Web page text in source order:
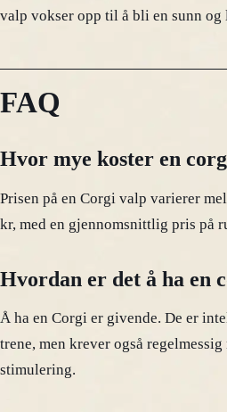
valp vokser opp til å bli en sunn
FAQ
Hvor mye koster en
Prisen på en Corgi valp varierer
kr, med en gjennomsnittlig pris på
Hvordan er det å ha en
Å ha en Corgi er givende. De er
trene, men krever også
stimulering.